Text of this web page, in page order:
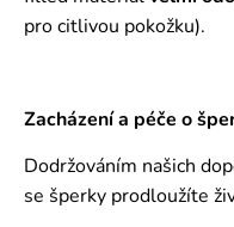
pro citlivou pokožku).
Zacházení a péče o
Dodržováním našich
se šperky prodloužíte